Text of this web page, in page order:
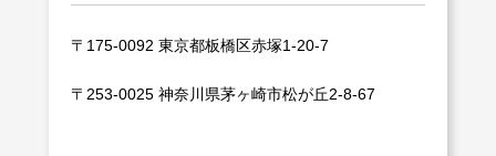
〒175-0092 東京都板橋区赤塚1-20-7
〒253-0025 神奈川県茅ヶ崎市松が丘2-8-67